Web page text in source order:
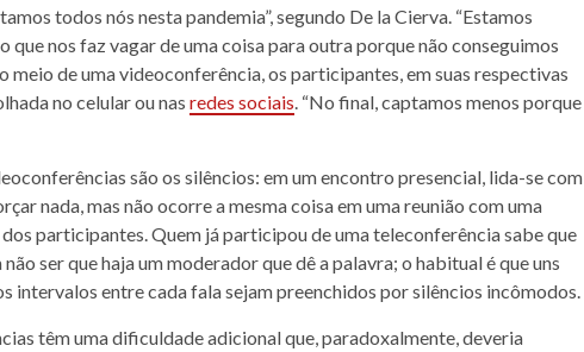
todos nós nesta pandemia”, segundo De la Cierva. “Estamos
que nos faz vagar de uma coisa para outra porque não conseguimos
meio de uma videoconferência, os participantes, em suas respectivas
no celular ou nas redes sociais . “No final, captamos menos porque
são os silêncios: em um encontro presencial, lida-se com
nada, mas não ocorre a mesma coisa em uma reunião com uma
participantes. Quem já participou de uma teleconferência sabe que
ser que haja um moderador que dê a palavra; o habitual é que uns
intervalos entre cada fala sejam preenchidos por silêncios incômodos.
têm uma dificuldade adicional que, paradoxalmente, deveria